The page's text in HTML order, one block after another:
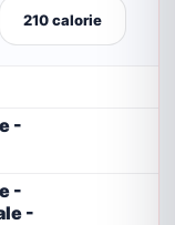
210 calorie
-
-
-